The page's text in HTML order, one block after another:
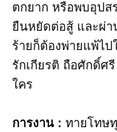
ตกยาก หรือพบอุปส
ยืนหยัดต่อสู้ และผ่
ร้ายก็ต้องพ่ายแพ้ไ
รักเกียรติ ถือศักดิ์ศ
ใคร
การงาน​ : ทายโทษ